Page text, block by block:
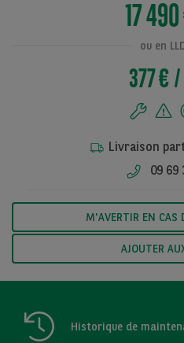
17
ou en
377 €
Livraison
09 69
M'AVERTIR EN CAS
AJOUTER
Historique de